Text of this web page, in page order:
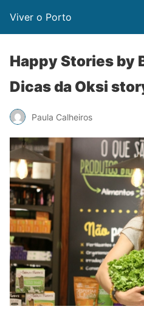
Viver o Porto
Happy Stories by
Dicas da Oksi
Paula Calheiros